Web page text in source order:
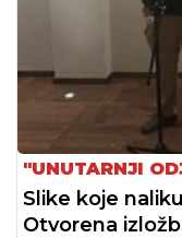
"UNUTARNJI
Slike koje
Otvorena